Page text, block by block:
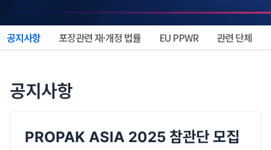
공지사항 포장관련 재·개정 법률 EU PPWR 관련 단체
공지사항
PROPAK ASIA 2025 참관단 모집